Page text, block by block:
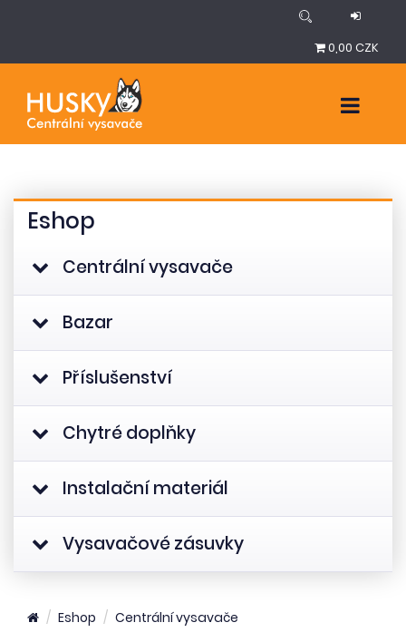
0,00 CZK
Eshop
Centrální vysavače
Bazar
Příslušenství
Chytré doplňky
Instalační materiál
Vysavačové zásuvky
Eshop Centrální vysavače